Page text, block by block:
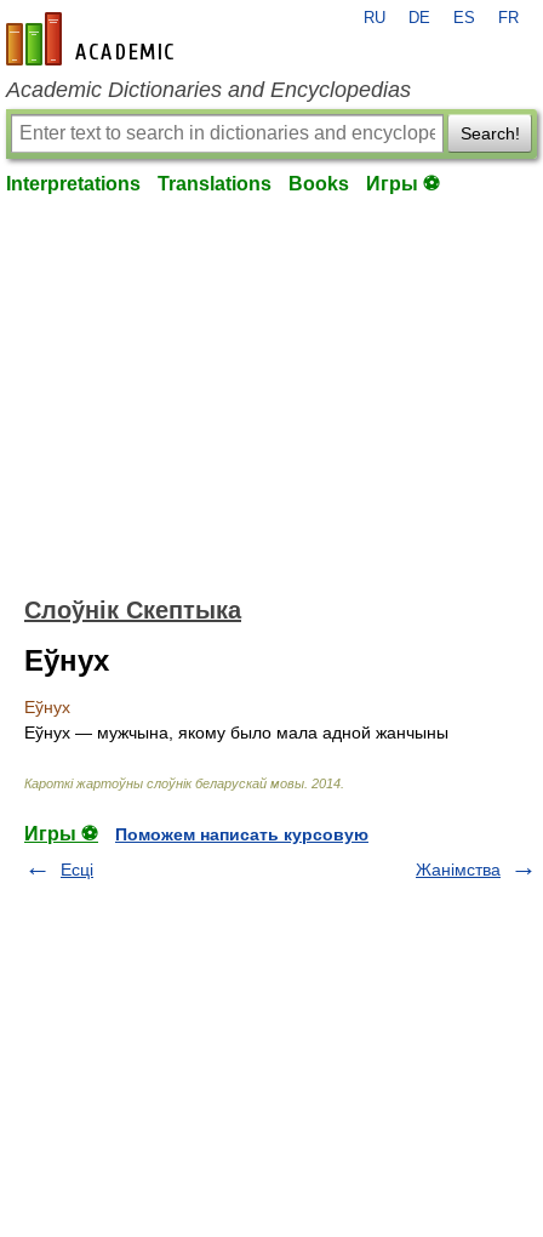
en-academic.com
RU DE ES FR
Academic Dictionaries and Encyclopedias
Search!
Interpretations Translations Books Игры ⚽
Слоўнік Скептыка
Еўнух
Еўнух
Еўнух — мужчына, якому было мала адной жанчыны
Кароткі жартоўны слоўнік беларускай мовы 2014
Игры ⚽
Поможем написать курсовую
Есці
Жанімства